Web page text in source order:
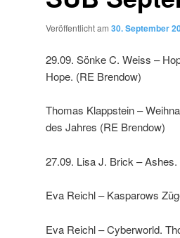
Veröffentlicht am 30. September
29.09. Sönke C. Weiss –
Hope. (RE Brendow)
Thomas Klappstein –
des Jahres (RE Brendow)
27.09. Lisa J. Brick –
Eva Reichl – Kasparows
Eva Reichl – Cyberworld.